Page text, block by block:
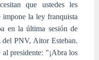
que ustedes les
impone la ley franquista
en la última sesión de
PNV, Aitor Esteban.
presidente: "¡Abra los